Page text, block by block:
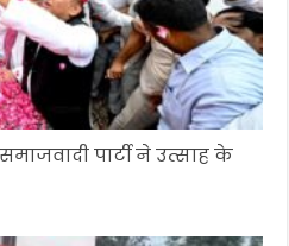
पार्टी ने उत्साह के